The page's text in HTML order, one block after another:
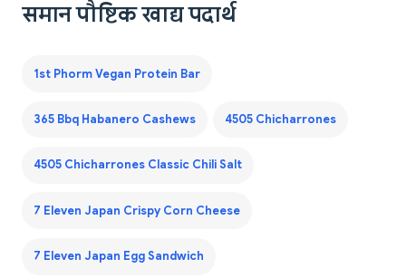
समान पौष्टिक खाद्य पदार्थ
1st Phorm Vegan Protein Bar
365 Bbq Habanero Cashews 4505 Chicharrones
4505 Chicharrones Classic Chili Salt
7 Eleven Japan Crispy Corn Cheese
7 Eleven Japan Egg Sandwich